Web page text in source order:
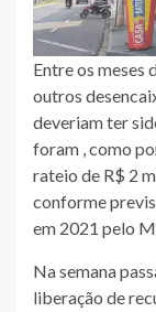
Entre os meses
outros
deveriam ter
foram , como
rateio de R$ 2
conforme
em 2021 pelo
Na semana
liberação de